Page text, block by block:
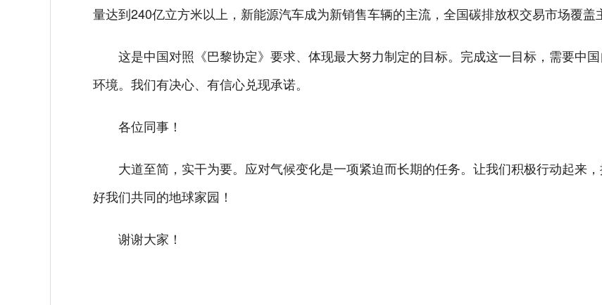
量达到240亿立方米以上，新能源汽车成为新销售车辆的主流，全国碳排放权交易市场覆盖
这是中国对照《巴黎协定》要求、体现最大努力制定的目标。完成这一目标，需要中
环境。我们有决心、有信心兑现承诺。
各位同事！
大道至简，实干为要。应对气候变化是一项紧迫而长期的任务。让我们积极行动起来
好我们共同的地球家园！
谢谢大家！